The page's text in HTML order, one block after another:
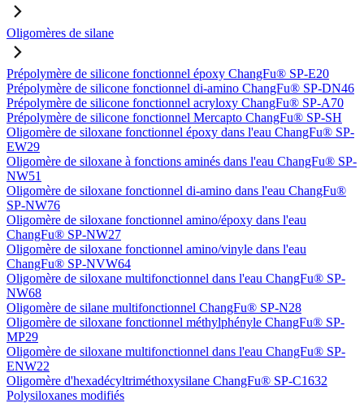
Oligomères de silane
Prépolymère de silicone fonctionnel époxy ChangFu® SP-E20
Prépolymère de silicone fonctionnel di-amino ChangFu® SP-DN46
Prépolymère de silicone fonctionnel acryloxy ChangFu® SP-A70
Prépolymère de silicone fonctionnel Mercapto ChangFu® SP-SH
Oligomère de siloxane fonctionnel époxy dans l'eau ChangFu® SP-
EW29
Oligomère de siloxane à fonctions aminés dans l'eau ChangFu® SP-
NW51
Oligomère de siloxane fonctionnel di-amino dans l'eau ChangFu®
SP-NW76
Oligomère de siloxane fonctionnel amino/époxy dans l'eau
ChangFu® SP-NW27
Oligomère de siloxane fonctionnel amino/vinyle dans l'eau
ChangFu® SP-NVW64
Oligomère de siloxane multifonctionnel dans l'eau ChangFu® SP-
NW68
Oligomère de silane multifonctionnel ChangFu® SP-N28
Oligomère de siloxane fonctionnel méthylphényle ChangFu® SP-
MP29
Oligomère de siloxane multifonctionnel dans l'eau ChangFu® SP-
ENW22
Oligomère d'hexadécyltriméthoxysilane ChangFu® SP-C1632
Polysiloxanes modifiés